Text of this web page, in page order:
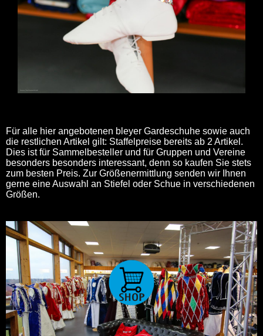
Für alle hier angebotenen bleyer Gardeschuhe sowie auch
die restlichen Artikel gilt: Staffelpreise bereits ab 2 Artikel.
Dies ist für Sammelbesteller und für Gruppen und Vereine
besonders besonders interessant, denn so kaufen Sie stets
zum besten Preis. Zur Größenermittlung senden wir Ihnen
gerne eine Auswahl an Stiefel oder Schue in verschiedenen
Größen.